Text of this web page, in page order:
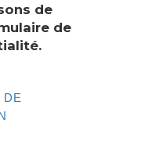
de
de
DE